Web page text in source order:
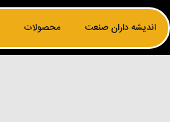
اندیشه داران صنعت محصولات